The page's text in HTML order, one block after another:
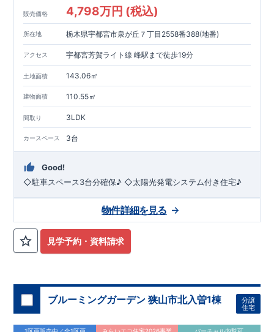
販売価格 4,798万円 (税込)
所在地 栃木県宇都宮市泉が丘７丁目2558番388(地番)
アクセス 宇都宮芳賀ライト線 峰駅まで徒歩19分
土地面積 143.06㎡
建物面積 110.55㎡
間取り 3LDK
カースペース 3台
Good!
◇駐車スペース3台分確保♪ ◇太陽光発電システム付き住宅♪
見学予約・資料請求
物件詳細を見る
ブルーミングガーデン 狭山市北入曽1棟
分譲
住宅